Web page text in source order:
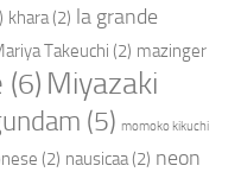
khara(2) la grande
Takeuchi (2) mazinger
(6) Miyazaki
(5) momoko kikuchi
(2) nausicaa(2) neon